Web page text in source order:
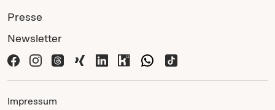
Presse
Newsletter
Impressum